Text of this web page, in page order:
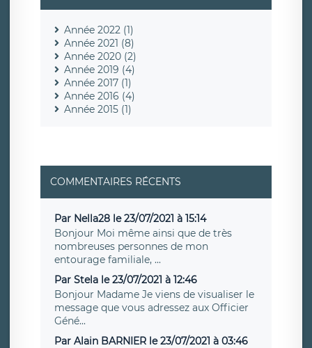
Année 2022 (1)
Année 2021 (8)
Année 2020 (2)
Année 2019 (4)
Année 2017 (1)
Année 2016 (4)
Année 2015 (1)
COMMENTAIRES RÉCENTS
Par Nella28 le 23/07/2021 à 15:14
Bonjour Moi même ainsi que de très
nombreuses personnes de mon
entourage familiale, ...
Par Stela le 23/07/2021 à 12:46
Bonjour Madame Je viens de visualiser le
message que vous adressez aux Officier
Géné...
Par Alain BARNIER le 23/07/2021 à 03:46